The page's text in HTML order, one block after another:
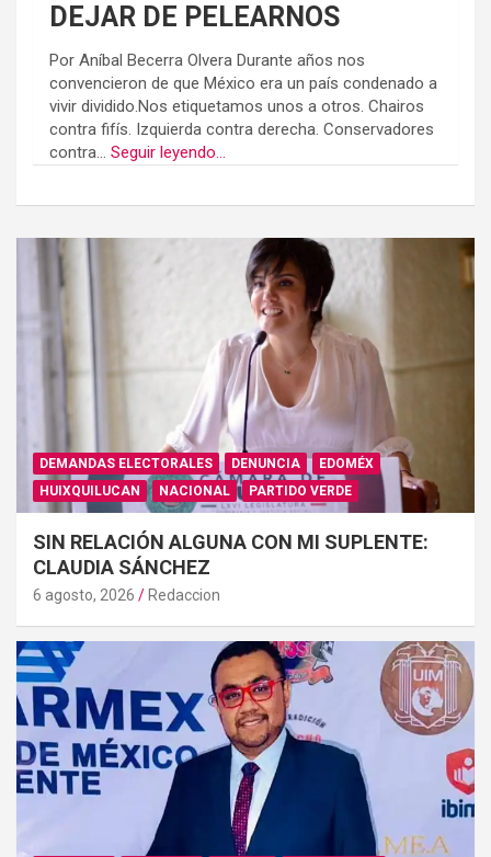
DEJAR DE PELEARNOS
Por Aníbal Becerra Olvera Durante años nos
convencieron de que México era un país condenado a
vivir dividido.Nos etiquetamos unos a otros. Chairos
contra fifís. Izquierda contra derecha. Conservadores
contra... Seguir leyendo...
DEMANDAS ELECTORALES DENUNCIA
EDOMÉX
HUIXQUILUCAN
NACIONAL PARTIDO VERDE
SIN RELACIÓN ALGUNA CON MI SUPLENTE:
CLAUDIA SÁNCHEZ
6 agosto, 2026 Redaccion